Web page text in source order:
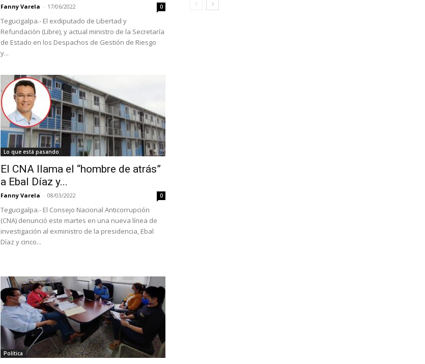
Fanny Varela - 17/06/2022 0
Tegucigalpa.- El exdiputado de Libertad y
Refundación (Libre), y actual ministro de la Secretaría
de Estado en los Despachos de Gestión de Riesgo
y...
Lo que está pasando
El CNA llama el “hombre de atrás”
a Ebal Díaz y...
Fanny Varela - 08/03/2022 0
Tegucigalpa.- El Consejo Nacional Anticorrupción
(CNA) denunció este martes en una nueva línea de
investigación al exministro de la presidencia, Ebal
Díaz y cinco...
Política